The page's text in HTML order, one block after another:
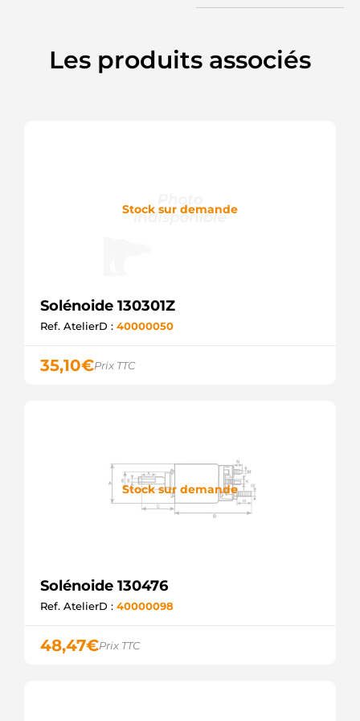
Les produits associés
Stock sur demande
Solénoide 130301Z
Ref. AtelierD : 40000050
35,10€Prix TTC
Stock sur demande
Solénoide 130476
Ref. AtelierD : 40000098
48,47€Prix TTC